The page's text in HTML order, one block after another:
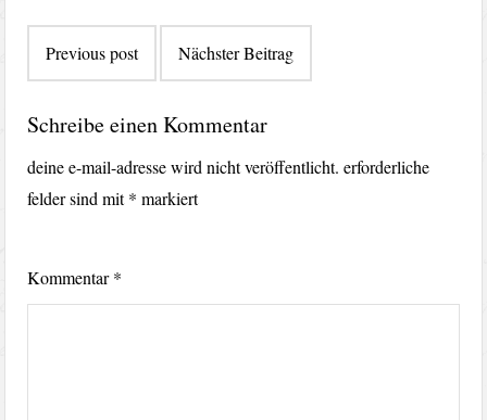
Previous post Nächster Beitrag
Schreibe einen Kommentar
deine e-mail-adresse wird nicht veröffentlicht. erforderliche
felder sind mit* markiert
Kommentar*